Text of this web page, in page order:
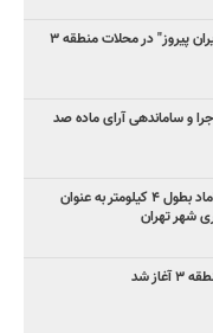
پیروز" در محلات منطقه ۳
‌ احداث مسیر سرزندگی در بلوار میرداماد بطول ۴ کیلومتر به عنوان
شهر تهران
شد